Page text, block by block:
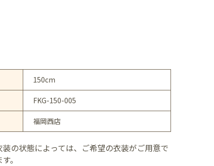
150cm
FKG-150-005
福岡西店
の状態によっては、ご希望の衣装がご用意で
。